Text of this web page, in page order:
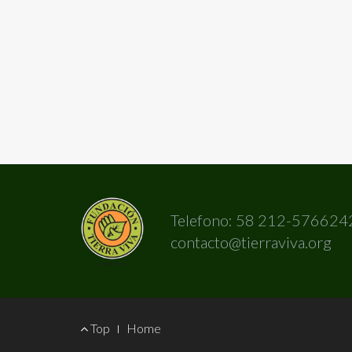
Telefono: 58 212-
contacto@tierraviva.org
Footer
Top Home